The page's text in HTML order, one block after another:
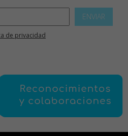
ENVIAR
de privacidad